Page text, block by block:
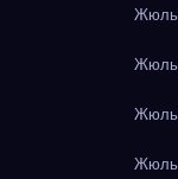
Жюль
Жюль
Жюль
Жюль